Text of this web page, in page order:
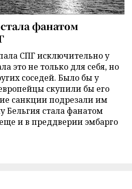
фанатом
СПГ исключительно у
это не только для себя, но
соседей. Было бы у
скупили бы его
санкции подрезали им
Бельгия стала фанатом
и в преддверии эмбарго